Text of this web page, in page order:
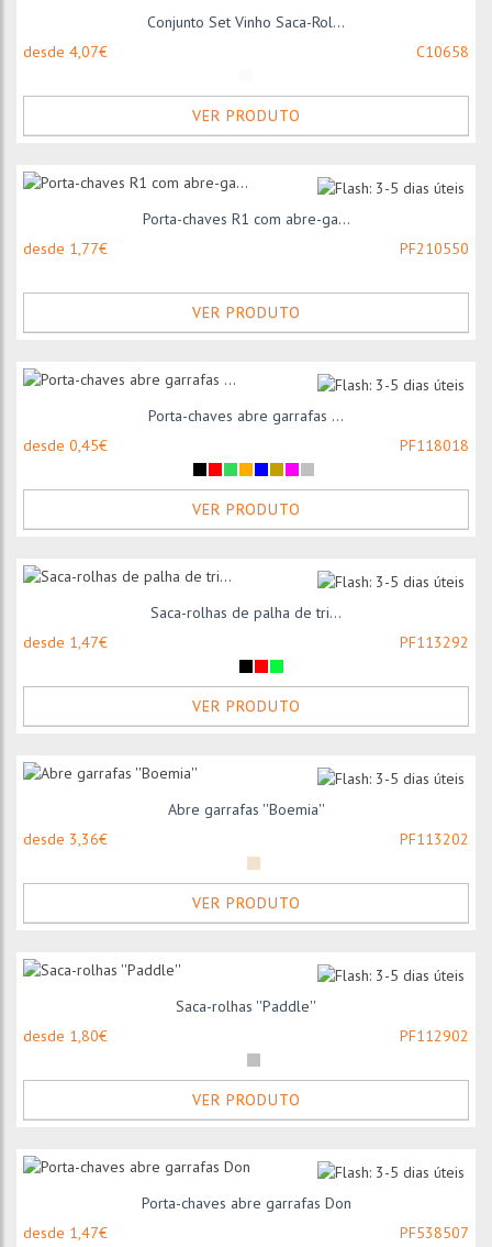
Conjunto Set Vinho Saca-Rol...
desde 4,07€
C10658
VER PRODUTO
Porta-chaves R1 com abre-ga...
desde 1,77€
PF210550
VER PRODUTO
Porta-chaves abre garrafas ...
desde 0,45€
PF118018
VER PRODUTO
Saca-rolhas de palha de tri...
desde 1,47€
PF113292
VER PRODUTO
Abre garrafas ''Boemia''
desde 3,36€
PF113202
VER PRODUTO
Saca-rolhas ''Paddle''
desde 1,80€
PF112902
VER PRODUTO
Porta-chaves abre garrafas Don
desde 1,47€
PF538507